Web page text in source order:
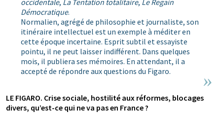
occidentale, La Tentation totalitaire, Le Regain
Démocratique.
Normalien, agrégé de philosophie et journaliste, son
itinéraire intellectuel est un exemple à méditer en
cette époque incertaine. Esprit subtil et essayiste
pointu, il ne peut laisser indifférent. Dans quelques
mois, il publiera ses mémoires. En attendant, il a
accepté de répondre aux questions du Figaro.
LE FIGARO. Crise sociale, hostilité aux réformes, blocages
divers, qu’est-ce qui ne va pas en France ?